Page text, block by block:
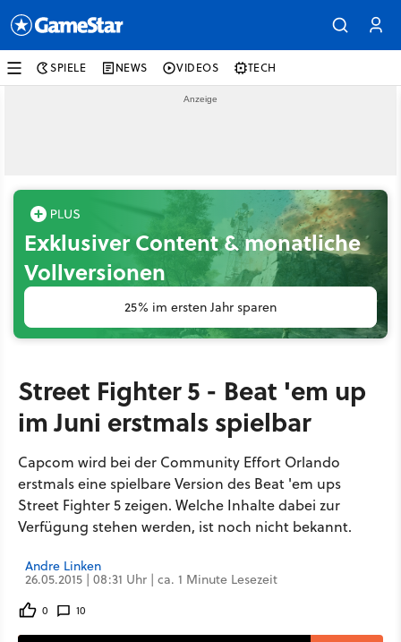
SPIELE NEWS VIDEOS TECH
Exklusiver Content & monatliche
Vollversionen
25% im ersten Jahr sparen
Street Fighter 5 - Beat 'em up
im Juni erstmals spielbar
Capcom wird bei der Community Effort Orlando
erstmals eine spielbare Version des Beat 'em ups
Street Fighter 5 zeigen. Welche Inhalte dabei zur
Verfügung stehen werden, ist noch nicht bekannt.
Andre Linken
26.05.2015 | 08:31 Uhr | ca. 1 Minute Lesezeit
0 10